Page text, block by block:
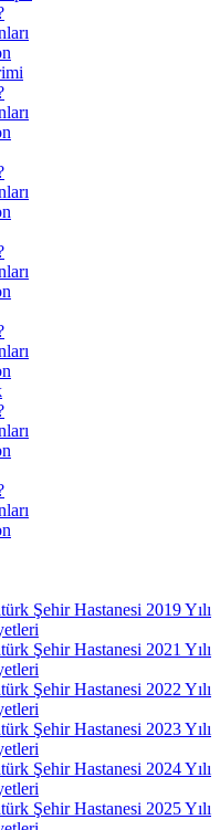
Şehir Hastanesi 2019 Yılı
Şehir Hastanesi 2021 Yılı
Şehir Hastanesi 2022 Yılı
Şehir Hastanesi 2023 Yılı
Şehir Hastanesi 2024 Yılı
Şehir Hastanesi 2025 Yılı